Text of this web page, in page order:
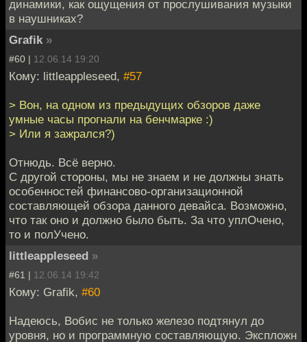
динамики, как ощущения от прослушивания музыки
в наушниках?
Grafik »
#60 | 12.06.14 19:20
Кому: littleappleseed, #57
> Вон, на одном из предыдущих обзоров даже
умные часы прогнали на бенчмарке :)
> Или я зажрался?)
Отнюдь. Всё верно.
С другой стороны, мы не знаем и не должны знать
особенностей финансово-организационной
составляющей обзора данного девайса. Возможно,
что так оно и должно было быть. За что уплОчено,
то и полУчено.
littleappleseed »
#61 | 12.06.14 19:42
Кому: Grafik, #60
Надеюсь, Вобис не только железо подтянул до
уровня, но и программную составляющую. Экспложн